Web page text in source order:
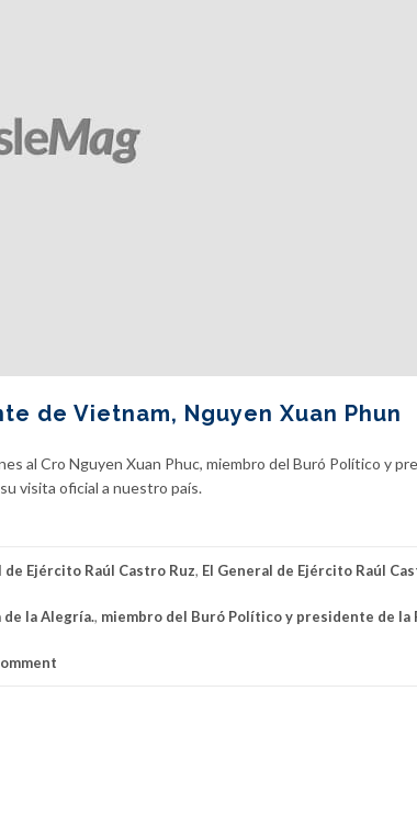
de Vietnam, Nguyen Xuan Phun
al Cro Nguyen Xuan Phuc, miembro del Buró Político y
visita oficial a nuestro país.
de Ejército Raúl Castro Ruz, El General de Ejército Raúl
de la Alegría., miembro del Buró Político y presidente de la